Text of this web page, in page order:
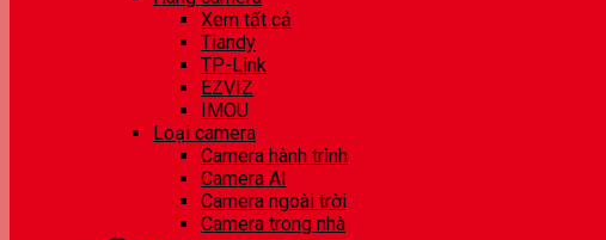
Xem tất cả
Tiandy
TP-Link
EZVIZ
IMOU
Loại camera
Camera hành trình
Camera AI
Camera ngoài trời
Camera trong nhà